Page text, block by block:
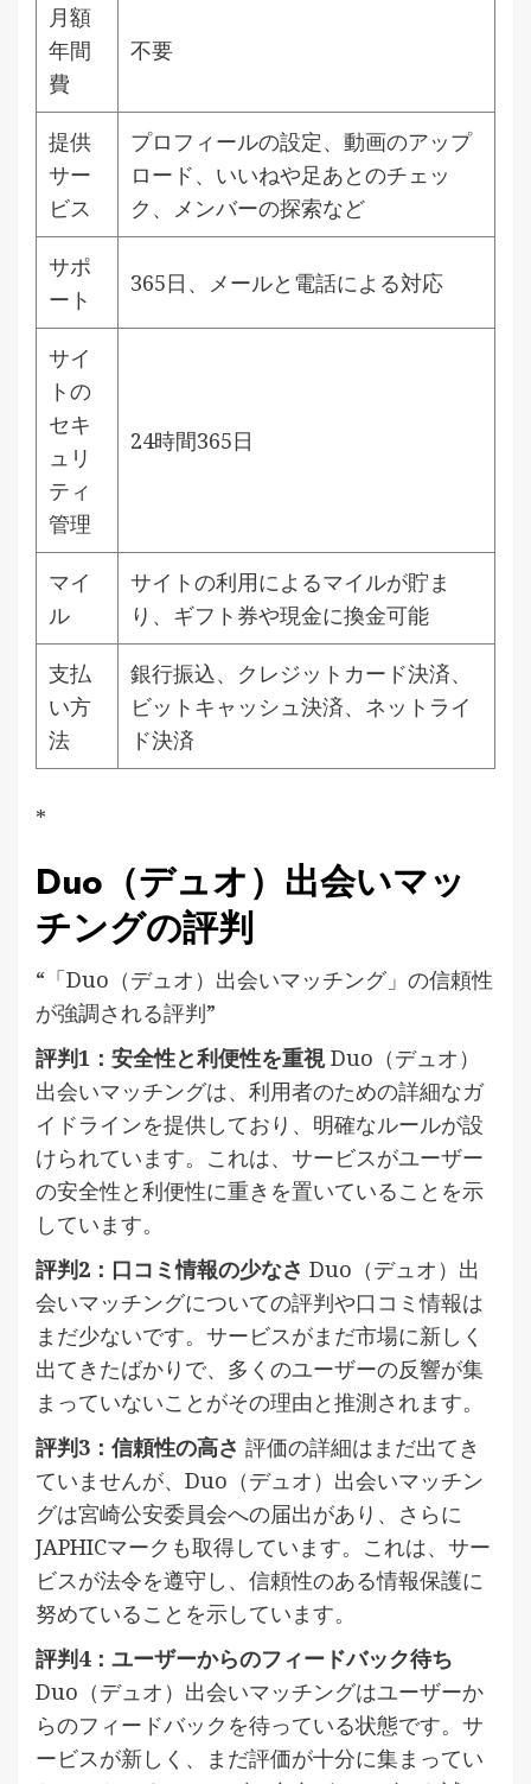
月額
年間
費
不要
提供
サー
ビス
プロフィールの設定、動画のアップ
ロード、いいねや足あとのチェッ
ク、メンバーの探索など
サポ
ート
365日、メールと電話による対応
サイ
トの
セキ
ュリ
ティ
管理
24時間365日
マイ
ル
サイトの利用によるマイルが貯ま
り、ギフト券や現金に換金可能
支払
い方
法
銀行振込、クレジットカード決済、
ビットキャッシュ決済、ネットライ
ド決済
*
Duo（デュオ）出会いマッ
チングの評判
“「Duo（デュオ）出会いマッチング」の信頼性
が強調される評判”
評判1：安全性と利便性を重視Duo（デュオ）
出会いマッチングは、利用者のための詳細なガ
イドラインを提供しており、明確なルールが設
けられています。これは、サービスがユーザー
の安全性と利便性に重きを置いていることを示
しています。
評判2：口コミ情報の少なさ Duo（デュオ）出
会いマッチングについての評判や口コミ情報は
まだ少ないです。サービスがまだ市場に新しく
出てきたばかりで、多くのユーザーの反響が集
まっていないことがその理由と推測されます。
評判3：信頼性の高さ 評価の詳細はまだ出てき
ていませんが、Duo（デュオ）出会いマッチン
グは宮崎公安委員会への届出があり、さらに
JAPHICマークも取得しています。これは、サー
ビスが法令を遵守し、信頼性のある情報保護に
努めていることを示しています。
評判4：ユーザーからのフィードバック待ち
Duo（デュオ）出会いマッチングはユーザーか
らのフィードバックを待っている状態です。サ
ービスが新しく、まだ評価が十分に集まってい